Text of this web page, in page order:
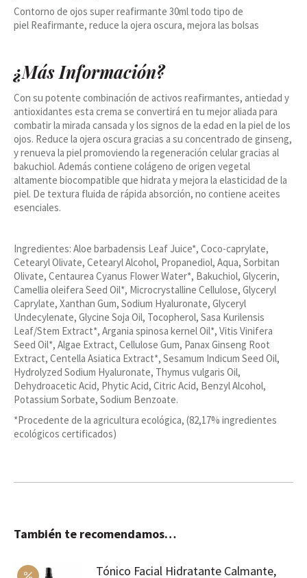
Contorno de ojos super reafirmante 30ml todo tipo de
piel Reafirmante, reduce la ojera oscura, mejora las bolsas
¿Más Información?
Con su potente combinación de activos reafirmantes, antiedad y
antioxidantes esta crema se convertirá en tu mejor aliada para
combatir la mirada cansada y los signos de la edad en la piel de los
ojos. Reduce la ojera oscura gracias a su concentrado de ginseng,
y renueva la piel promoviendo la regeneración celular gracias al
bakuchiol. Además contiene colágeno de origen vegetal
altamente biocompatible que hidrata y mejora la elasticidad de la
piel. De textura fluida de rápida absorción, no contiene aceites
esenciales.
Ingredientes: Aloe barbadensis Leaf Juice*, Coco-caprylate,
Cetearyl Olivate, Cetearyl Alcohol, Propanediol, Aqua, Sorbitan
Olivate, Centaurea Cyanus Flower Water*, Bakuchiol, Glycerin,
Camellia oleifera Seed Oil*, Microcrystalline Cellulose, Glyceryl
Caprylate, Xanthan Gum, Sodium Hyaluronate, Glyceryl
Undecylenate, Glycine Soja Oil, Tocopherol, Sasa Kurilensis
Leaf/Stem Extract*, Argania spinosa kernel Oil*, Vitis Vinifera
Seed Oil*, Algae Extract, Cellulose Gum, Panax Ginseng Root
Extract, Centella Asiatica Extract*, Sesamum Indicum Seed Oil,
Hydrolyzed Sodium Hyaluronate, Thymus vulgaris Oil,
Dehydroacetic Acid, Phytic Acid, Citric Acid, Benzyl Alcohol,
Potassium Sorbate, Sodium Benzoate.
*Procedente de la agricultura ecológica, (82,17% ingredientes
ecológicos certificados)
También te recomendamos…
Tónico Facial Hidratante Calmante,